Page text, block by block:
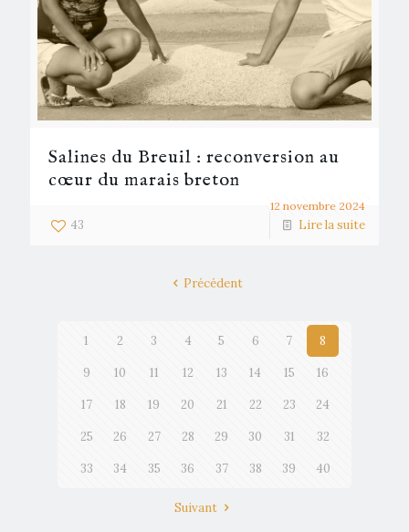
12 novembre 2024
Salines du Breuil : reconversion au
cœur du marais breton
43 Lire la suite
Précédent
1 2 3 4 5 6 7 8
9 10 11 12 13 14 15 16
17 18 19 20 21 22 23 24
25 26 27 28 29 30 31 32
33 34 35 36 37 38 39 40
Suivant